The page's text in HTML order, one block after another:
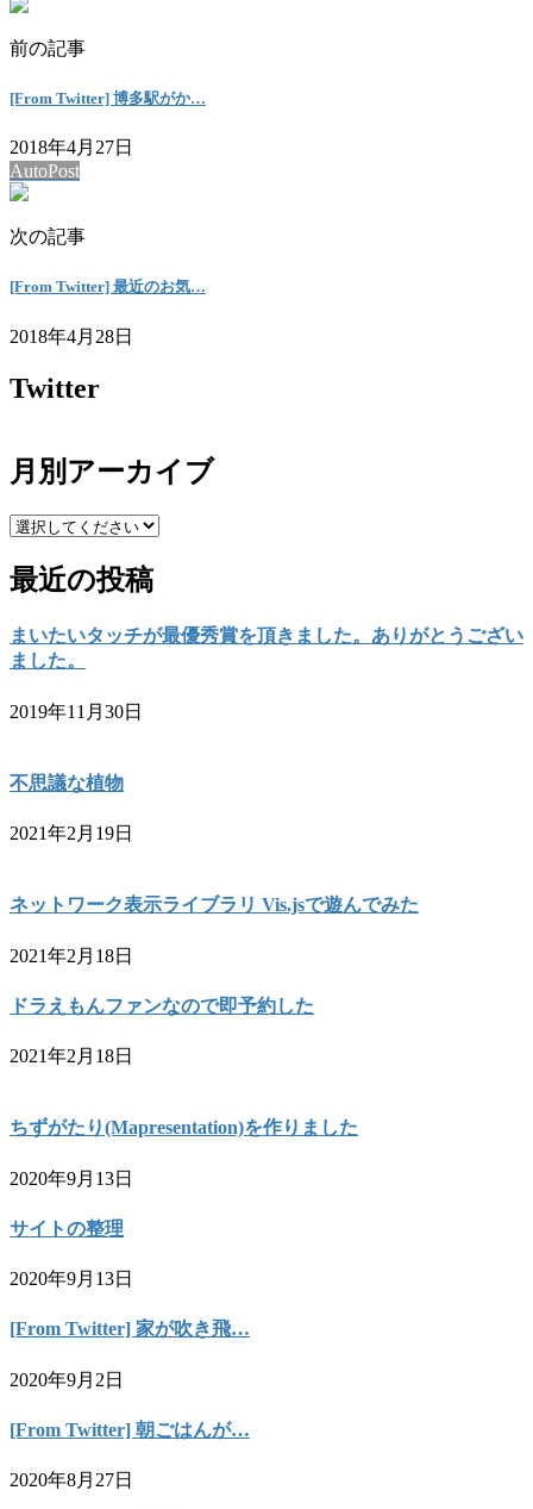
前の記事
[From Twitter] 博多駅がか…
2018年4月27日
AutoPost
次の記事
[From Twitter] 最近のお気…
2018年4月28日
Twitter
月別アーカイブ
最近の投稿
まいたいタッチが最優秀賞を頂きました。ありがとうござい
ました。
2019年11月30日
不思議な植物
2021年2月19日
ネットワーク表示ライブラリ Vis.jsで遊んでみた
2021年2月18日
ドラえもんファンなので即予約した
2021年2月18日
ちずがたり(Mapresentation)を作りました
2020年9月13日
サイトの整理
2020年9月13日
[From Twitter] 家が吹き飛…
2020年9月2日
[From Twitter] 朝ごはんが…
2020年8月27日